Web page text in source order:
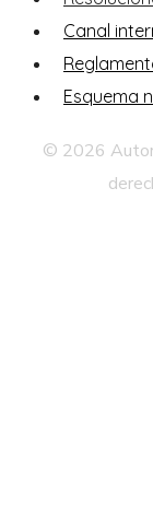
Canal
Esquema
© 2026